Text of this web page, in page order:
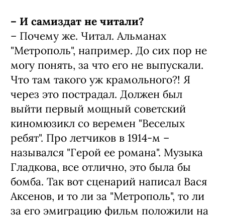
– И самиздат не читали?
– Почему же. Читал. Альманах
"Метрополь", например. До сих пор не
могу понять, за что его не выпускали.
Что там такого уж крамольного?! Я
через это пострадал. Должен был
выйти первый мощный советский
киномюзикл со веремен "Веселых
ребят". Про летчиков в 1914-м –
назывался "Герой ее романа". Музыка
Гладкова, все отлично, это была бы
бомба. Так вот сценарий написал Вася
Аксенов, и то ли за "Метрополь", то ли
за его эмиграцию фильм положили на